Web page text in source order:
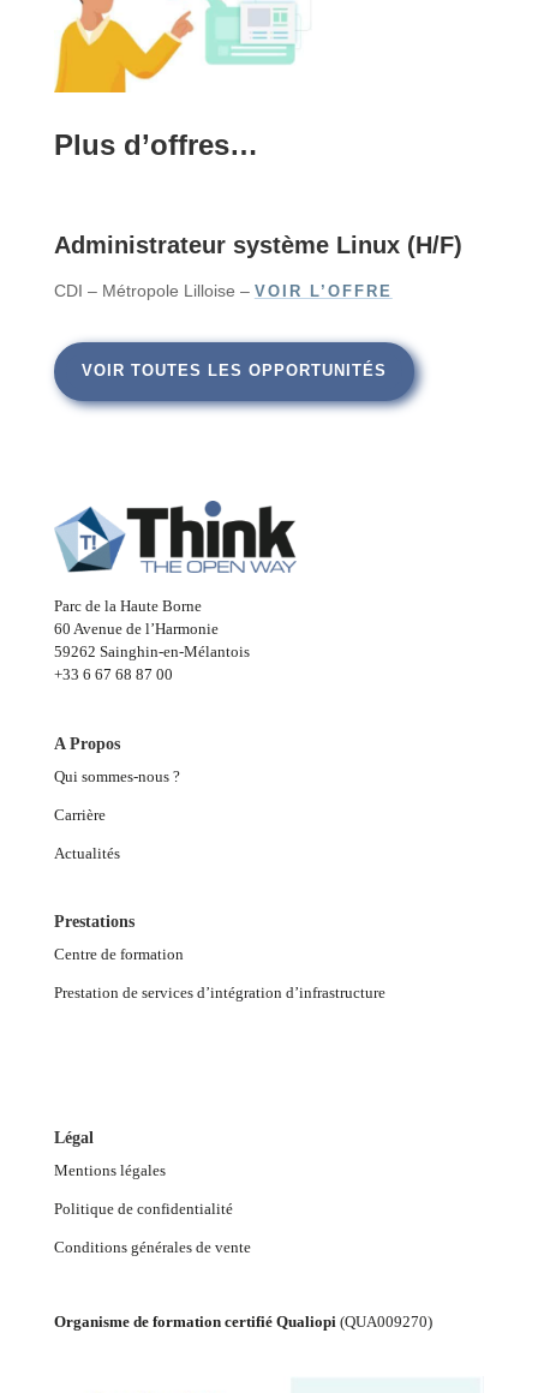
Plus d’offres…
Administrateur système Linux (H/F)
CDI – Métropole Lilloise – VOIR L’OFFRE
VOIR TOUTES LES OPPORTUNITÉS
Parc de la Haute Borne
60 Avenue de l’Harmonie
59262 Sainghin-en-Mélantois
+33 6 67 68 87 00
A Propos
Qui sommes-nous ?
Carrière
Actualités
Prestations
Centre de formation
Prestation de services d’intégration d’infrastructure
Légal
Mentions légales
Politique de confidentialité
Conditions générales de vente
Organisme de formation certifié Qualiopi(QUA009270)